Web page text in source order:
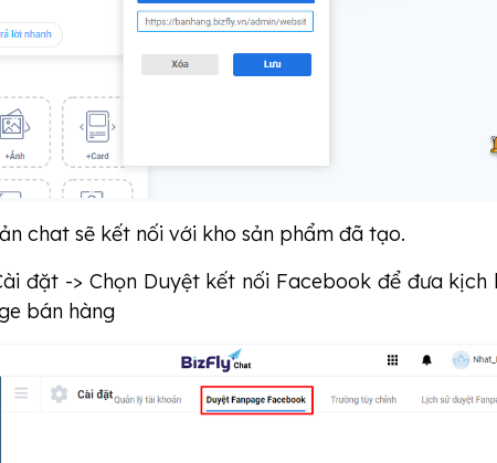
chat sẽ kết nối với kho sản phẩm đã tạo.
đặt -> Chọn Duyệt kết nối Facebook để đưa kịch
bán hàng